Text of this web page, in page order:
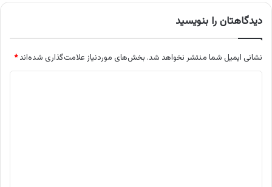
دیدگاهتان را بنویسید
نشانی ایمیل شما منتشر نخواهد شد. بخش‌های موردنیاز علامت‌گذاری شده‌اند*